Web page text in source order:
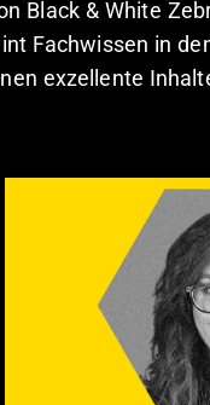
Black & White
Fachwissen in
exzellente